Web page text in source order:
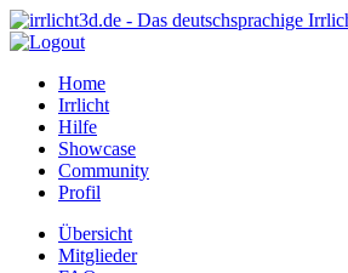
Home
Irrlicht
Hilfe
Showcase
Community
Profil
Übersicht
Mitglieder